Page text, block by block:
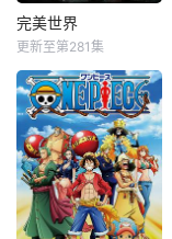
完美世界
更新至第281集